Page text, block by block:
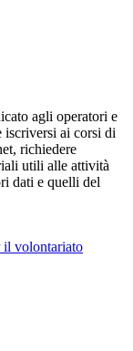
agli operatori e
iscriversi ai corsi di
richiedere
utili alle attività
dati e quelli del